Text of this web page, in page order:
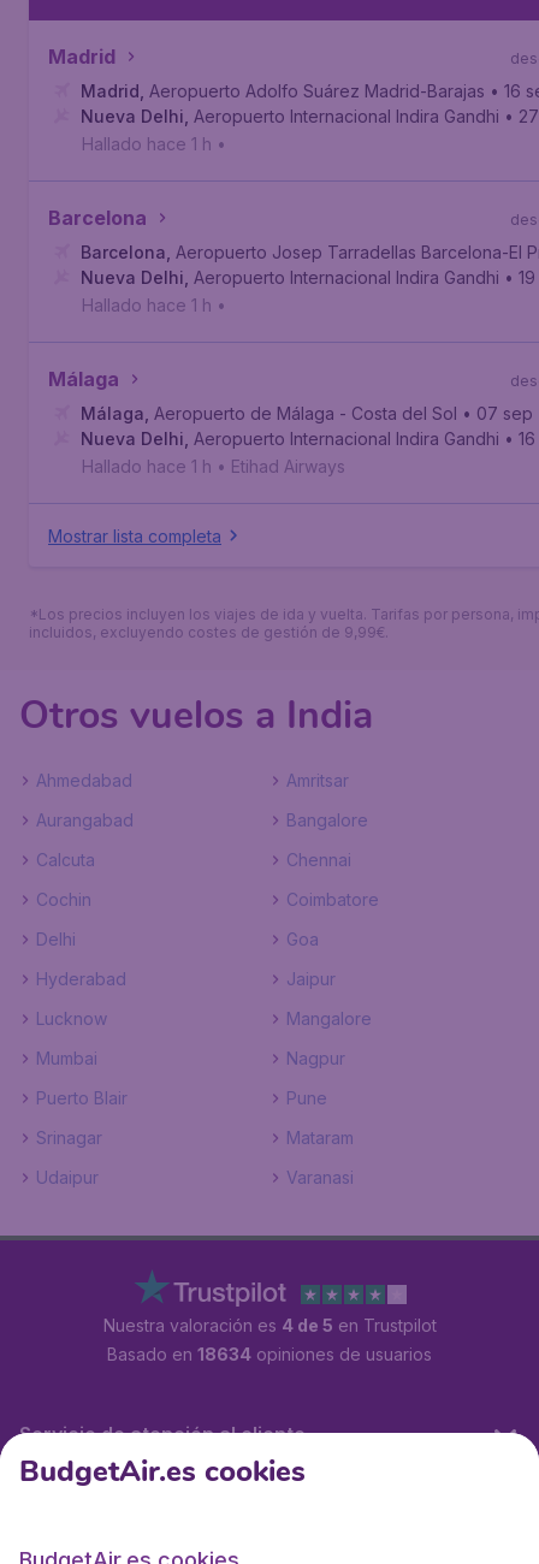
Madrid
Madrid Aeropuerto Adolfo Suárez Madrid-Barajas • 16
Nueva Delhi Aeropuerto Internacional Indira Gandhi •
Hallado hace 1 h •
Barcelona
Barcelona Aeropuerto Josep Tarradellas Barcelona-El
Nueva Delhi Aeropuerto Internacional Indira Gandhi •
Hallado hace 1 h •
Málaga
Málaga Aeropuerto de Málaga - Costa del Sol • 07 sep
Nueva Delhi Aeropuerto Internacional Indira Gandhi •
Hallado hace 1 h • Etihad Airways
Mostrar lista completa
*Los precios incluyen los viajes de ida y vuelta. Tarifas por persona,
incluidos, excluyendo costes de gestión de 9,99€.
Otros vuelos a India
Ahmedabad
Amritsar
Aurangabad
Bangalore
Calcuta
Chennai
Cochin
Coimbatore
Delhi
Goa
Hyderabad
Jaipur
Lucknow
Mangalore
Mumbai
Nagpur
Puerto Blair
Pune
Srinagar
Mataram
Udaipur
Varanasi
Nuestra valoración es 4 de 5 en Trustpilot
Basado en 18634 opiniones de usuarios
Servicio de atención al cliente
BudgetAir.es cookies